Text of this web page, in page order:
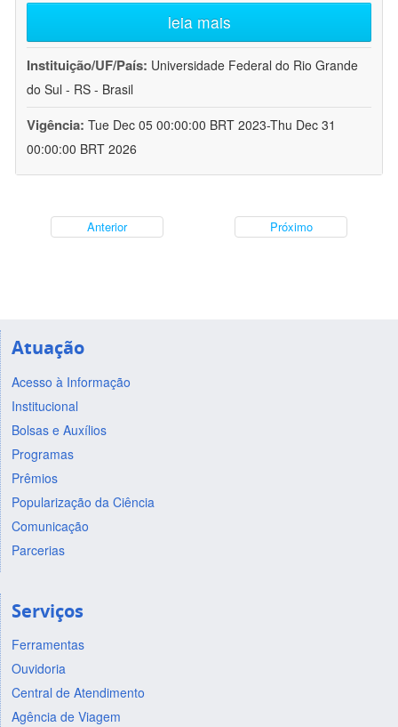
leia mais
Instituição/UF/País: Universidade Federal do Rio Grande
do Sul - RS - Brasil
Vigência: Tue Dec 05 00:00:00 BRT 2023-Thu Dec 31
00:00:00 BRT 2026
Anterior Próximo
Atuação
Acesso à Informação
Institucional
Bolsas e Auxílios
Programas
Prêmios
Popularização da Ciência
Comunicação
Parcerias
Serviços
Ferramentas
Ouvidoria
Central de Atendimento
Agência de Viagem